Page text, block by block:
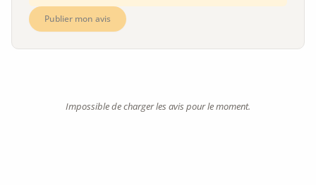
Publier mon avis
Impossible de charger les avis pour le moment.